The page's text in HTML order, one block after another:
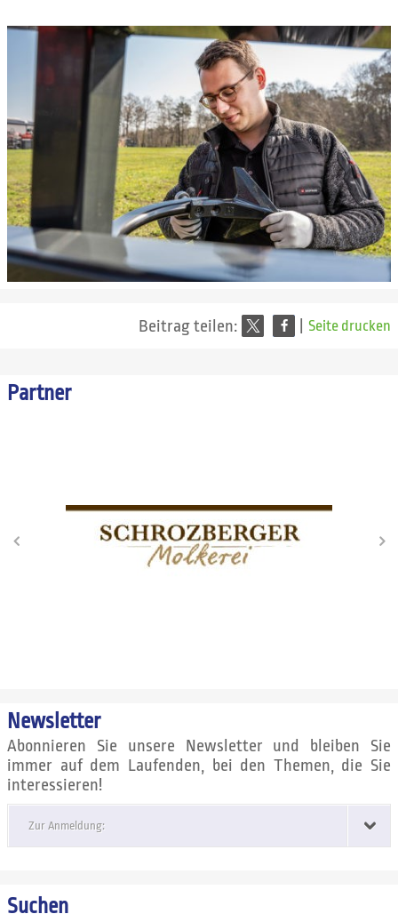
Beitrag teilen: Seite drucken
Partner
Newsletter
Abonnieren Sie unsere Newsletter und bleiben Sie
immer auf dem Laufenden, bei den Themen, die Sie
interessieren!
Zur Anmeldung:
Suchen